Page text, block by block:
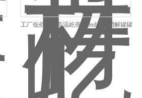
工厂低价促耐高温屹尧100ml微波消解罐罐
身